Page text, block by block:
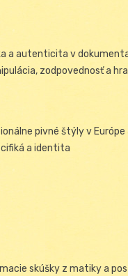
a autenticita v
zodpovednosť a
pivné štýly v Európe
a identita
skúšky z matiky a